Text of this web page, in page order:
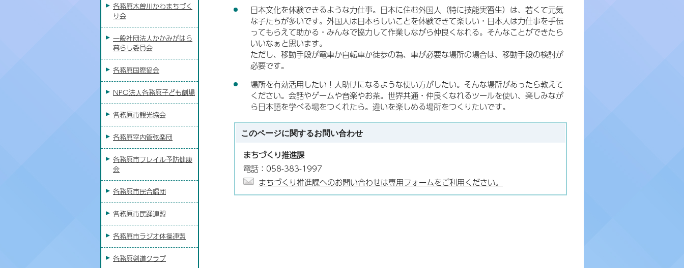
日本文化を体験できるような力仕事。日本に住む外国人（特に技能実習生）は、若くて元気
な子たちが多いです。外国人は日本らしいことを体験できて楽しい・日本人は力仕事を手伝
ってもらえて助かる・みんなで協力して作業しながら仲良くなれる。そんなことができたら
いいなぁと思います。
ただし、移動手段が電車か自転車か徒歩の為、車が必要な場所の場合は、移動手段の検討が
必要です。
場所を有効活用したい！人助けになるような使い方がしたい。そんな場所があったら教えて
ください。会話やゲームや音楽やお茶。世界共通・仲良くなれるツールを使い、楽しみなが
ら日本語を学べる場をつくれたら。違いを楽しめる場所をつくりたいです。
このページに関するお問い合わせ
まちづくり推進課
電話：058-383-1997
まちづくり推進課へのお問い合わせは専用フォームをご利用ください。
各務原木曽川かわまちづく
り会
一般社団法人かかみがはら
暮らし委員会
各務原国際協会
NPO法人各務原子ども劇場
各務原市観光協会
各務原室内管弦楽団
各務原市フレイル予防健康
会
各務原市民合唱団
各務原市民踊連盟
各務原市ラジオ体操連盟
各務原剣道クラブ